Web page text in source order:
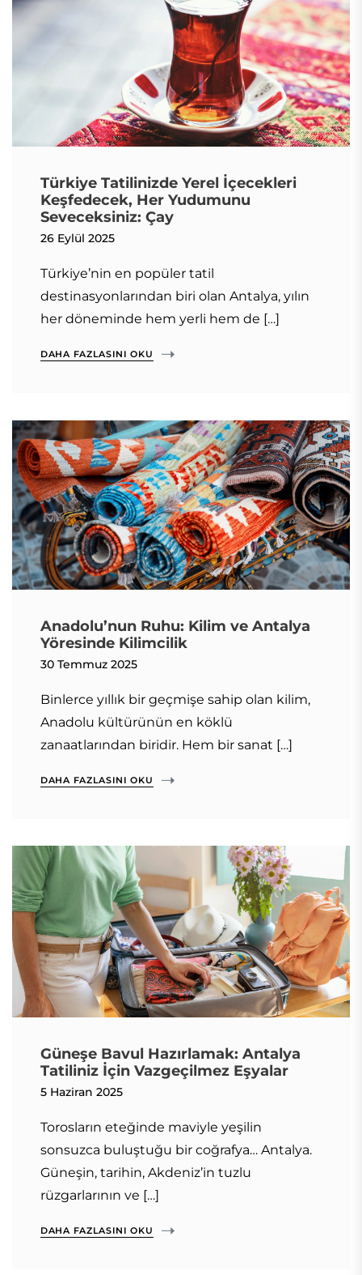
Türkiye Tatilinizde Yerel İçecekleri
Keşfedecek, Her Yudumunu
Seveceksiniz: Çay
26 Eylül 2025
Türkiye’nin en popüler tatil
destinasyonlarından biri olan Antalya, yılın
her döneminde hem yerli hem de […]
DAHA FAZLASINI OKU
Anadolu’nun Ruhu: Kilim ve Antalya
Yöresinde Kilimcilik
30 Temmuz 2025
Binlerce yıllık bir geçmişe sahip olan kilim,
Anadolu kültürünün en köklü
zanaatlarından biridir. Hem bir sanat […]
DAHA FAZLASINI OKU
Güneşe Bavul Hazırlamak: Antalya
Tatiliniz İçin Vazgeçilmez Eşyalar
5 Haziran 2025
Torosların eteğinde maviyle yeşilin
sonsuzca buluştuğu bir coğrafya… Antalya.
Güneşin, tarihin, Akdeniz’in tuzlu
rüzgarlarının ve […]
DAHA FAZLASINI OKU